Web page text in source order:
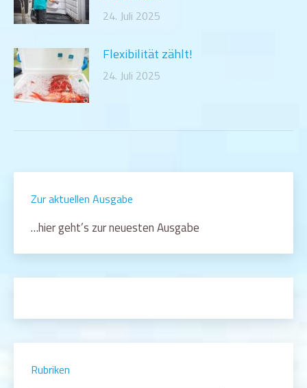
24. Juli 2025
Flexibilität zählt!
24. Juli 2025
Zur aktuellen Ausgabe
…hier geht’s zur neuesten Ausgabe
Rubriken